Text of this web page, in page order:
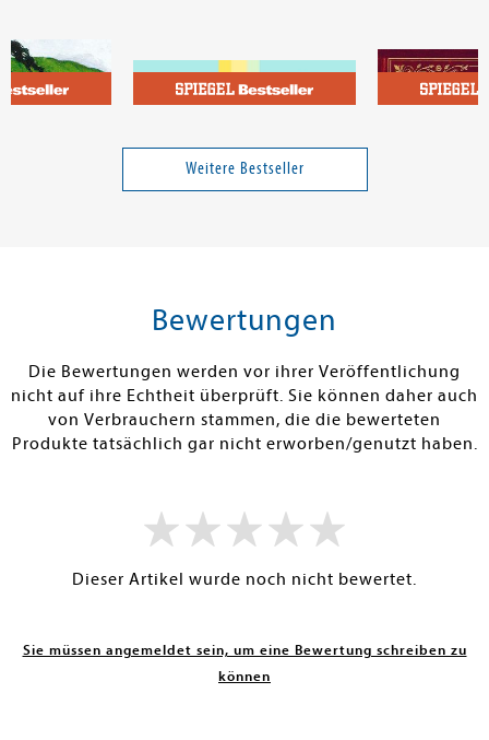
Der Darm-Doc
Warenkorb
Weitere Bestseller
Bewertungen
Die Bewertungen werden vor ihrer Veröffentlichung
nicht auf ihre Echtheit überprüft. Sie können daher auch
von Verbrauchern stammen, die die bewerteten
Produkte tatsächlich gar nicht erworben/genutzt haben.
Dieser Artikel wurde noch nicht bewertet.
Sie müssen angemeldet sein, um eine Bewertung schreiben zu
können